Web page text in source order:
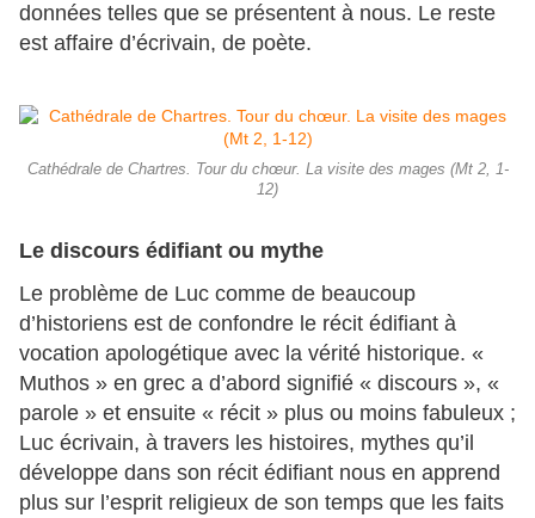
données telles que se présentent à nous. Le reste
est affaire d’écrivain, de poète.
Cathédrale de Chartres. Tour du chœur. La visite des mages (Mt 2, 1-
12)
Le discours édifiant ou mythe
Le problème de Luc comme de beaucoup
d’historiens est de confondre le récit édifiant à
vocation apologétique avec la vérité historique. «
Muthos » en grec a d’abord signifié « discours », «
parole » et ensuite « récit » plus ou moins fabuleux ;
Luc écrivain, à travers les histoires, mythes qu’il
développe dans son récit édifiant nous en apprend
plus sur l’esprit religieux de son temps que les faits